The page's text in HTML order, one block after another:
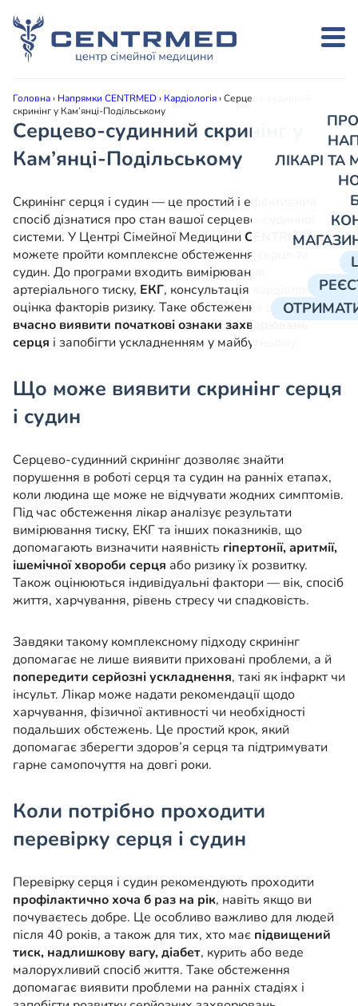
ЛІКАРІ
Головна› Напрямки CENTRMED› Кардіологія›Серцево-судинний
скринінг у Кам’янці-Подільському
Серцево-судинний скринінг у
Кам’янці-Подільському
Скринінг серця і судин — це простий і ефективний
спосіб дізнатися про стан вашої серцево-судинної
системи. У Центрі Сімейної Медицини CENTRMEDви
можете пройти комплексне обстеження серця та
судин. До програми входить вимірювання
артеріального тиску, ЕКГ, консультація кардіолога та
оцінка факторів ризику. Таке обстеження допомагає
вчасно виявити початкові ознаки захворювань
серця і запобігти ускладненням у майбутньому.
Що може виявити скринінг серця
і судин
Серцево-судинний скринінг дозволяє знайти
порушення в роботі серця та судин на ранніх етапах,
коли людина ще може не відчувати жодних симптомів.
Під час обстеження лікар аналізує результати
вимірювання тиску, ЕКГ та інших показників, що
допомагають визначити наявність гіпертонії, аритмії,
ішемічної хвороби серця або ризику їх розвитку.
Також оцінюються індивідуальні фактори — вік, спосіб
життя, харчування, рівень стресу чи спадковість.
Завдяки такому комплексному підходу скринінг
допомагає не лише виявити приховані проблеми, а й
попередити серйозні ускладнення, такі як інфаркт чи
інсульт. Лікар може надати рекомендації щодо
харчування, фізичної активності чи необхідності
подальших обстежень. Це простий крок, який
допомагає зберегти здоров’я серця та підтримувати
гарне самопочуття на довгі роки.
Коли потрібно проходити
перевірку серця і судин
Перевірку серця і судин рекомендують проходити
профілактично хоча б раз на рік, навіть якщо ви
почуваєтесь добре. Це особливо важливо для людей
після 40 років, а також для тих, хто має підвищений
тиск, надлишкову вагу, діабет, курить або веде
малорухливий спосіб життя. Таке обстеження
допомагає виявити проблеми на ранніх стадіях і